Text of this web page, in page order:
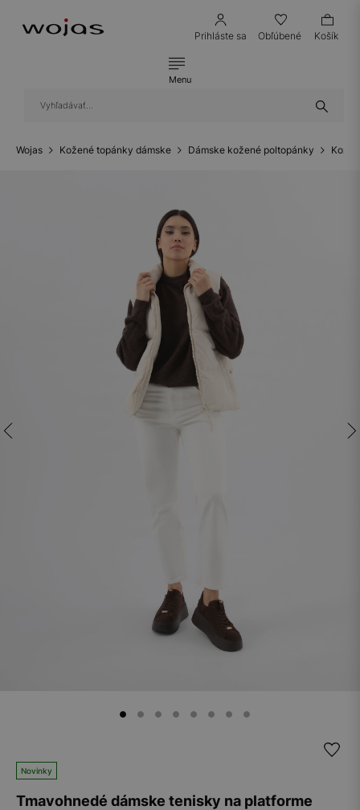
Prihláste sa Obľúbené Košík
Menu
Wojas Kožené topánky dámske Dámske kožené poltopánky
Novinky
Tmavohnedé dámske tenisky na platforme